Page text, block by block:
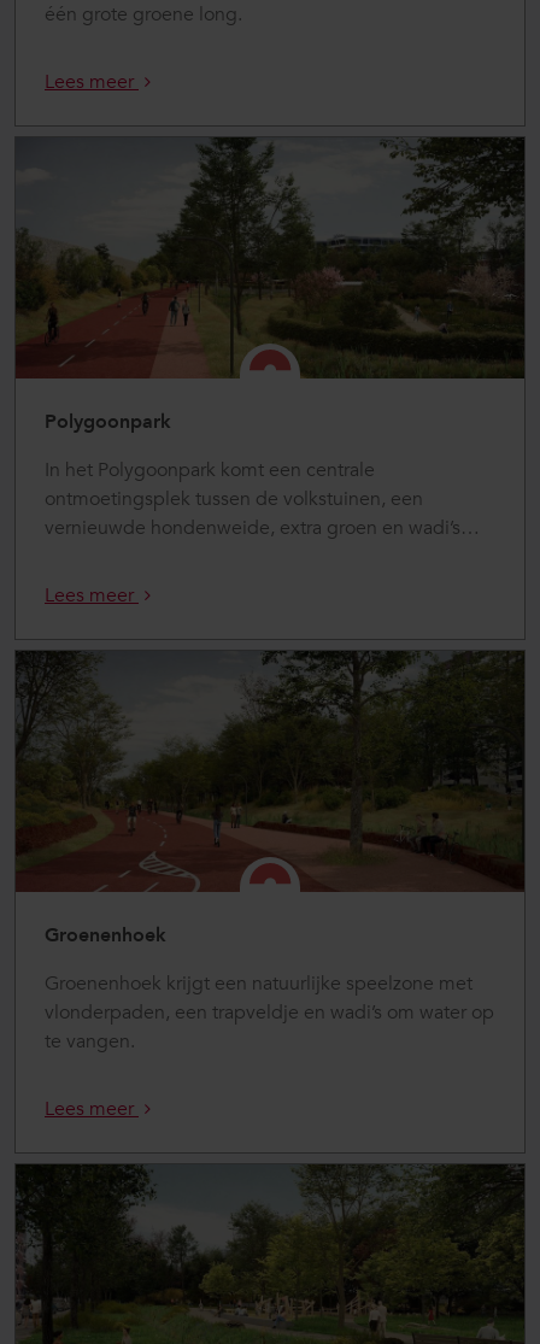
één grote groene long.
Lees meer
Polygoonpark
In het Polygoonpark komt een centrale
ontmoetingsplek tussen de volkstuinen, een
vernieuwde hondenweide, extra groen en wadi’s…
Lees meer
Groenenhoek
Groenenhoek krijgt een natuurlijke speelzone met
vlonderpaden, een trapveldje en wadi’s om water op
te vangen.
Lees meer